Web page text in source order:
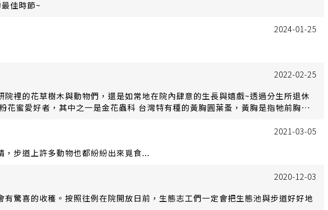
佳時節~
2024-01-25
2022-02-25
裡的花草樹木與動物們，還是如常地在院內肆意的生長與嬉戲~透過分生所退休
蜜愛好者，其中之一是金花蟲科 台灣特有種的黃胸圓葉蚤，黃胸是指牠前胸背
2021-03-05
步道上許多動物也都紛紛出來覓食...
2020-12-03
驚喜的收穫。按照往例在院開放日前，生態志工們一定會把生態池與步道好好地